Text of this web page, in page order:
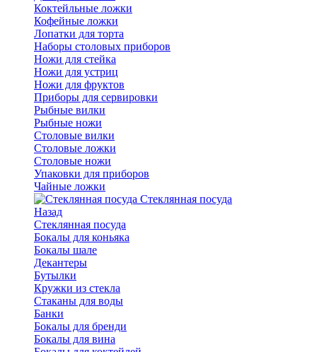
Коктейльные ложки
Кофейные ложки
Лопатки для торта
Наборы столовых приборов
Ножи для стейка
Ножи для устриц
Ножи для фруктов
Приборы для сервировки
Рыбные вилки
Рыбные ножи
Столовые вилки
Столовые ложки
Столовые ножи
Упаковки для приборов
Чайные ложки
Стеклянная посуда
Назад
Стеклянная посуда
Бокалы для коньяка
Бокалы шале
Декантеры
Бутылки
Кружки из стекла
Стаканы для воды
Банки
Бокалы для бренди
Бокалы для вина